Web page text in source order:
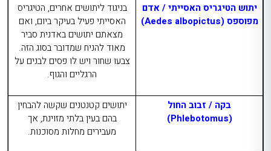
יתוש הטיגריס האסייתי / אדם
מפוספס (Aedes albopictus
)
בניגוד ליתושים אחרים, הטיגריס
האסייתי פעיל בעיקר ביום, ואם
מצאתם יתושים באדנית סביר
מאוד להניח שמדובר בסוג הזה.
צבעו שחור ויש לו פסים לבנים על
הרגליים והגוף.
בקה / זבוב החול
(
Phlebotomus
)
יתושים קטנטנים שקשה להבחין
בהם בעין בלתי מזוינת, אך
מעבירים מחלות מסוכנות.